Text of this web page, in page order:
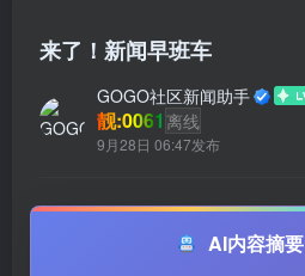
来了！新闻早班车
GOGO社区新闻助手
靓:0061 离线
9月28日 06:47发布
AI内容摘要